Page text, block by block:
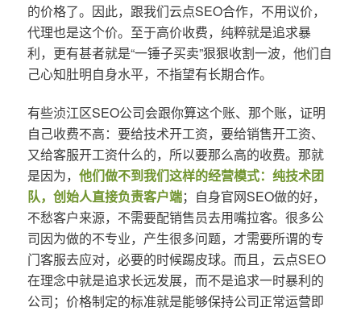
的价格了。因此，跟我们云点SEO合作，不用议价，
代理也是这个价。至于高价收费，纯粹就是追求暴
利，更有甚者就是“一锤子买卖”狠狠收割一波，他们自
己心知肚明自身水平，不指望有长期合作。
有些浈江区SEO公司会跟你算这个账、那个账，证明
自己收费不高：要给技术开工资，要给销售开工资、
又给客服开工资什么的，所以要那么高的收费。那就
是因为， 他们做不到我们这样的经营模式：纯技术团
队，创始人直接负责客户端；自身官网SEO做的好，
不愁客户来源，不需要配销售员去用嘴拉客。很多公
司因为做的不专业，产生很多问题，才需要所谓的专
门客服去应对，必要的时候踢皮球。而且，云点SEO
在理念中就是追求长远发展，而不是追求一时暴利的
公司；价格制定的标准就是能够保持公司正常运营即